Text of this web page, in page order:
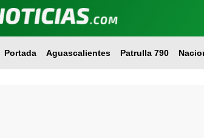
Portada Aguascalientes Patrulla 790